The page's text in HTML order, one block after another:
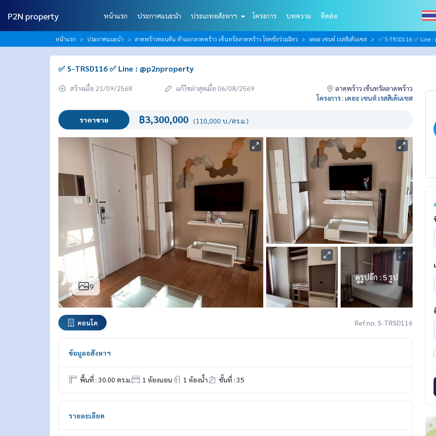
P2N property หน้าแรก ประกาศแนะนำ ประเภทอสังหาฯ โครงการ บทความ ติดต่อ
หน้าแรก ประกาศแนะนำ ลาดพร้าวตอนต้น ห้าแยกลาดพร้าว เซ็นทรัลลาดพร้าว โชคชัยร่วมมิตร เดอะ เซนต์ เรสสิเด้นเซส ✅ S-TRSD116 ✅ Line :
✅ S-TRSD116 ✅ Line : @p2nproperty
สร้างเมื่อ 21/09/2568 แก้ไขล่าสุดเมื่อ 06/08/2569
ลาดพร้าว เซ็นทรัลลาดพร้าว
โครงการ : เดอะ เซนต์ เรสสิเด้นเซส
ราคาขาย ฿3,300,000 (110,000 บ./ตร.ม.)
9
ดูรูปอีก : 5 รูป
คอนโด Ref no. S-TRSD116
ข้อมูลอสังหาฯ
พื้นที่ : 30.00 ตร.ม. 1 ห้องนอน 1 ห้องน้ำ ชั้นที่ : 35
รายละเอียด